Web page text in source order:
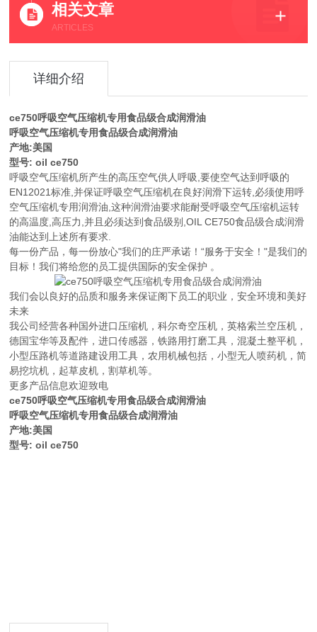
相关文章
ARTICLES
详细介绍
ce750呼吸空气压缩机专用食品级合成润滑油
呼吸空气压缩机专用食品级合成润滑油
产地:美国
型号: oil ce750
呼吸空气压缩机所产生的高压空气供人呼吸,要使空气达到呼吸的
EN12021标准,并保证呼吸空气压缩机在良好润滑下运转,必须使用呼
空气压缩机专用润滑油,这种润滑油要求能耐受呼吸空气压缩机运转
的高温度,高压力,并且必须达到食品级别,OIL CE750食品级合成润滑
油能达到上述所有要求.
每一份产品，每一份放心"我们的庄严承诺！“服务于安全！"是我们的
目标！我们将给您的员工提供国际的安全保护 。
我们会以良好的品质和服务来保证阁下员工的职业，安全环境和美好
未来
我公司经营各种国外进口压缩机，科尔奇空压机，英格索兰空压机，
德国宝华等及配件，进口传感器，铁路用打磨工具，混凝土整平机，
小型压路机等道路建设用工具，农用机械包括，小型无人喷药机，简
易挖坑机，起草皮机，割草机等。
更多产品信息欢迎致电
ce750呼吸空气压缩机专用食品级合成润滑油
呼吸空气压缩机专用食品级合成润滑油
产地:美国
型号: oil ce750